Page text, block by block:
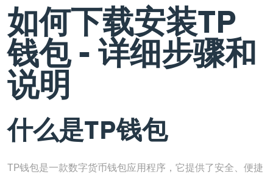
如何下载安装TP
钱包 - 详细步骤和
说明
什么是TP钱包
TP钱包是一款数字货币钱包应用程序，它提供了安全、便捷